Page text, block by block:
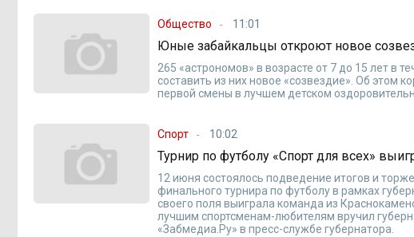
Общество 11:01
Юные забайкальцы откроют новое
265 «астрономов» в возрасте от 7 до 15 лет в
составить из них новое «созвездие». Об этом
первой смены в лучшем детском
Спорт 10:02
Турнир по футболу «Спорт для всех»
12 июня состоялось подведение итогов и
финального турнира по футболу в рамках
своего поля выиграла команда из
лучшим спортсменам-любителям вручил
«Забмедиа.Ру» в пресс-службе губернатора.